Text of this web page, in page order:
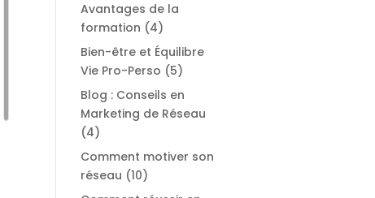
Avantages de la
formation (4)
Bien-être et Équilibre
Vie Pro-Perso (5)
Blog : Conseils en
Marketing de Réseau
(4)
Comment motiver son
réseau (10)